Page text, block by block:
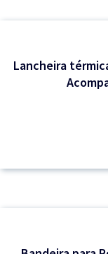
Lancheira